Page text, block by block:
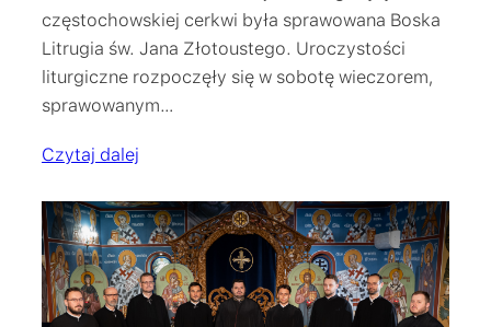
częstochowskiej cerkwi była sprawowana Boska
Litrugia św. Jana Złotoustego. Uroczystości
liturgiczne rozpoczęły się w sobotę wieczorem,
sprawowanym…
Czytaj dalej